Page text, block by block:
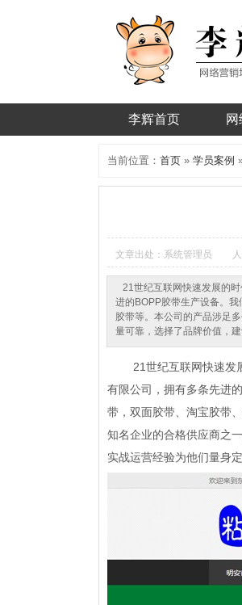
李辉首页 网
当前位置： 首页 » 学员案例
文章出处：系统管理员
21世纪互联网快速发展的
进的BOPP胶带生产设备。
胶带等。本公司的产品涉足
量可靠，选择了品牌价值，
21世纪互联网快速发展
有限公司，拥有多条先进
带，双面胶带、淘宝胶带
知名企业的合格供应商之
实战运营经验为他们量身